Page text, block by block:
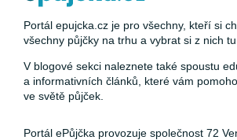
Portál epujcka.cz je pro všechny, kteří si
všechny půjčky na trhu a vybrat si z nich
V blogové sekci naleznete také spoustu
a informativních článků, které vám
ve světě půjček.
Portál ePůjčka provozuje společnost 72